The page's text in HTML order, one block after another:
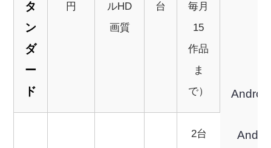
タ
ン
ダ
ー
ド
円
ルHD
画質
台
毎月
15
作品
ま
で）
2台